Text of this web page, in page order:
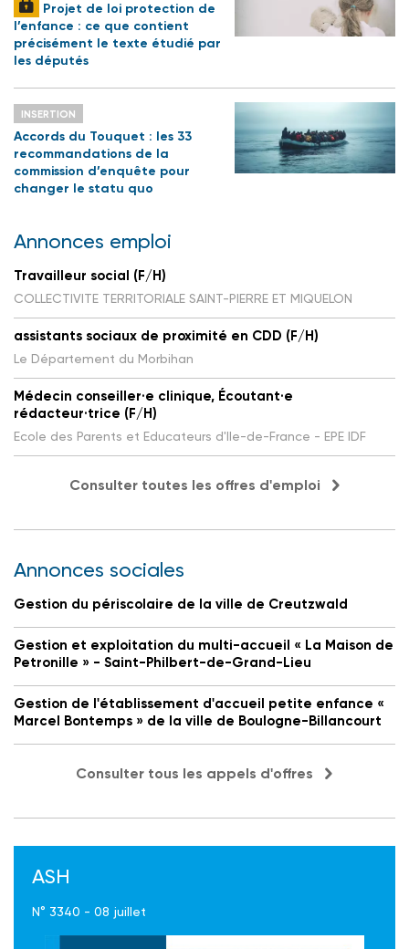
Projet de loi protection de
l’enfance : ce que contient
précisément le texte étudié par
les députés
INSERTION
Accords du Touquet : les 33
recommandations de la
commission d’enquête pour
changer le statu quo
Annonces emploi
Travailleur social (F/H)
COLLECTIVITE TERRITORIALE SAINT-PIERRE ET MIQUELON
assistants sociaux de proximité en CDD (F/H)
Le Département du Morbihan
Médecin conseiller·e clinique, Écoutant·e
rédacteur·trice (F/H)
Ecole des Parents et Educateurs d'Ile-de-France - EPE IDF
Consulter toutes les offres d'emploi
Annonces sociales
Gestion du périscolaire de la ville de Creutzwald
Gestion et exploitation du multi-accueil « La Maison de
Petronille » - Saint-Philbert-de-Grand-Lieu
Gestion de l'établissement d'accueil petite enfance «
Marcel Bontemps » de la ville de Boulogne-Billancourt
Consulter tous les appels d'offres
ASH
N° 3340 - 08 juillet